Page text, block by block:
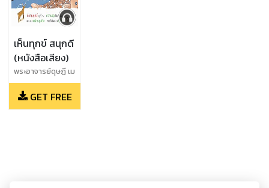
เห็นทุกข์ สนุกดี
(หนังสือเสียง)
พระอาจารย์ดุษฏี เม
ธังกุโร
GET FREE